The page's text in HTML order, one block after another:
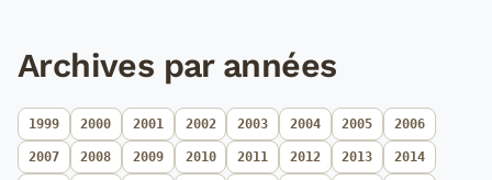
Archives par années
1999 2000 2001 2002 2003 2004 2005 2006
2007 2008 2009 2010 2011 2012 2013 2014